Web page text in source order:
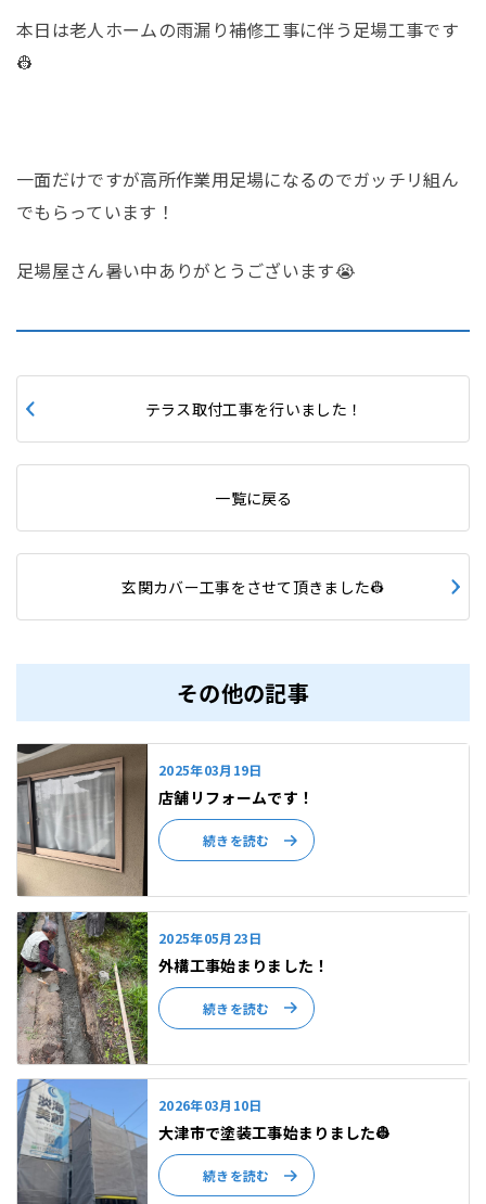
本日は老人ホームの雨漏り補修工事に伴う足場工事です
👷
一面だけですが高所作業用足場になるのでガッチリ組ん
でもらっています！
足場屋さん暑い中ありがとうございます😭
テラス取付工事を行いました！
一覧に戻る
玄関カバー工事をさせて頂きました👷
その他の記事
2025年03月19日
店舗リフォームです！
続きを読む
2025年05月23日
外構工事始まりました！
続きを読む
2026年03月10日
大津市で塗装工事始まりました👷
続きを読む